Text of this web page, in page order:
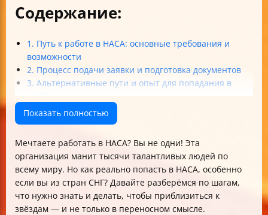
Содержание:
1. Путь к работе в НАСА: основные требования и
возможности
2. Процесс подачи заявки и подготовка документов
3. Альтернативные пути и опыт для попадания в
4. Особенности для иностранных и региональных
кандидатов
Итог: как увеличить шансы попасть в НАСА?
Вопрос к вам, читатель: а вы уже начали свой путь к
НАСА? Или только мечтаете? Помните, дорогу осилит
идущий. Главное — не останавливаться на месте и
постоянно развиваться!
Показать полностью
Мечтаете работать в НАСА? Вы не одни! Эта
организация манит тысячи талантливых людей по
всему миру. Но как реально попасть в НАСА, особенно
если вы из стран СНГ? Давайте разберёмся по шагам,
что нужно знать и делать, чтобы приблизиться к
звёздам — и не только в переносном смысле.